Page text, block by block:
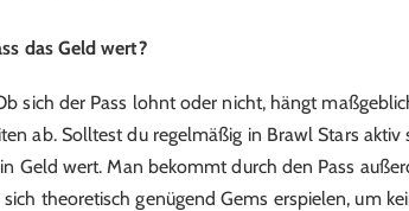
das Geld wert?
sich der Pass lohnt oder nicht, hängt
ab. Solltest du regelmäßig in Brawl Stars
Geld wert. Man bekommt durch den Pass
theoretisch genügend Gems erspielen, um